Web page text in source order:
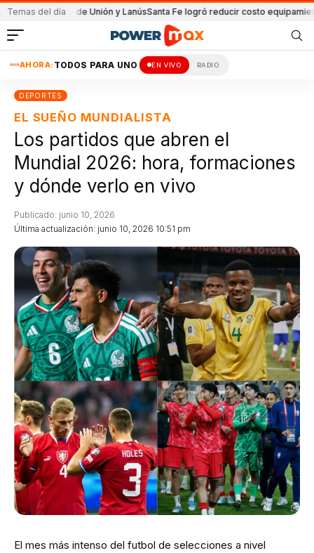
Temas del día
de Unión y LanúsSanta Fe logró reducir costo equipamiento
AHORA: TODOS PARA UNO EN VIVO RADIO
DEPORTES
EL SUEÑO MUNDIALISTA
Los partidos que abren el
Mundial 2026: hora, formaciones
y dónde verlo en vivo
Última actualización: junio 10, 2026 10:51 pm
Publicado: junio 10, 2026
El mes más intenso del futbol de selecciones a nivel